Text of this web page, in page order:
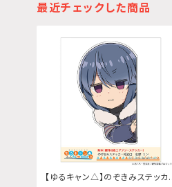
最近チェックした商品
【ゆるキャン△】のぞきみステッカ